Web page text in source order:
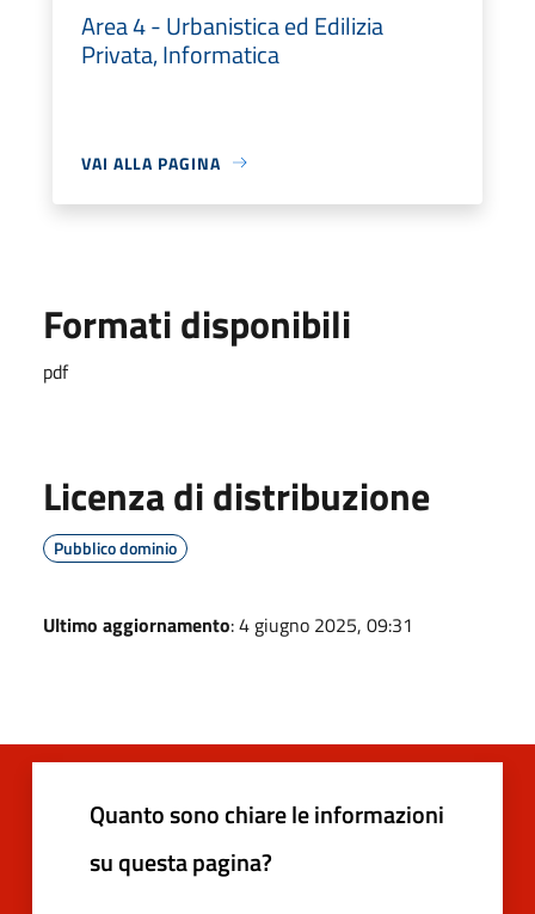
Area 4 - Urbanistica ed Edilizia
Privata, Informatica
VAI ALLA PAGINA
Formati disponibili
pdf
Licenza di distribuzione
Pubblico dominio
Ultimo aggiornamento: 4 giugno 2025, 09:31
Quanto sono chiare le informazioni
su questa pagina?